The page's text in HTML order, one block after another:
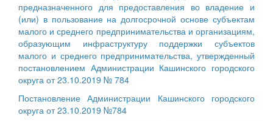
предназначенного для предоставления во владение и
(или) в пользование на долгосрочной основе субъектам
малого и среднего предпринимательства и организациям,
образующим инфраструктуру поддержки субъектов
малого и среднего предпринимательства, утвержденный
постановлением Администрации Кашинского городского
округа от 23.10.2019 № 784
Постановление Администрации Кашинского городского
округа от 23.10.2019 №784